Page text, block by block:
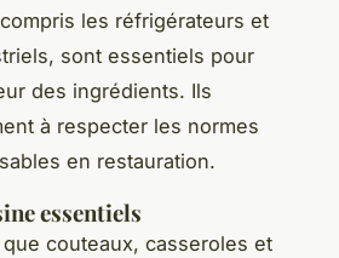
les réfrigérateurs et
sont essentiels pour
des ingrédients. Ils
à respecter les normes
en restauration.
essentiels
couteaux, casseroles et